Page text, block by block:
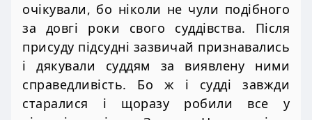
очікували, бо ніколи не чули подібного
за довгі роки свого суддівства. Після
присуду підсудні зазвичай признавались
і дякували суддям за виявлену ними
справедливість. Бо ж і судді завжди
старалися і щоразу робили все у